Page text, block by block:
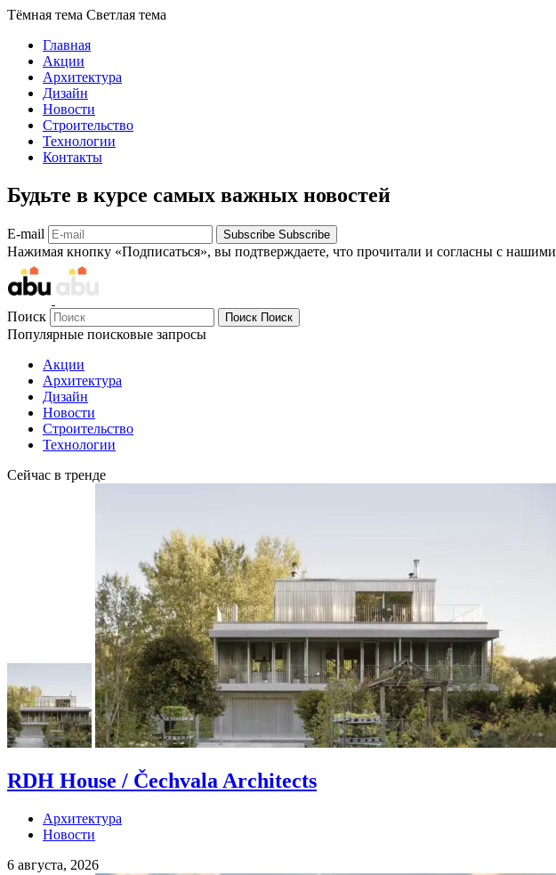
Тёмная тема Светлая тема
Главная
Акции
Архитектура
Дизайн
Новости
Строительство
Технологии
Контакты
Будьте в курсе самых важных новостей
E-mail Subscribe Subscribe
Нажимая кнопку «Подписаться», вы подтверждаете, что прочитали и согласны с нашими
Поиск Поиск Поиск
Популярные поисковые запросы
Акции
Архитектура
Дизайн
Новости
Строительство
Технологии
Сейчас в тренде
RDH House / Čechvala Architects
Архитектура
Новости
6 августа, 2026